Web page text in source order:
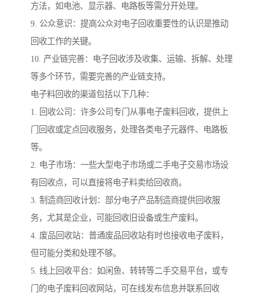
方法，如电池、显示器、电路板等需分开处理。
9. 公众意识：提高公众对电子回收重要性的认识是推动
回收工作的关键。
10. 产业链完善：电子回收涉及收集、运输、拆解、处理
等多个环节，需要完善的产业链支持。
电子料回收的渠道包括以下几种：
1. 回收公司：许多公司专门从事电子废料回收，提供上
门回收或定点回收服务，处理各类电子元器件、电路板
等。
2. 电子市场：一些大型电子市场或二手电子交易市场设
有回收点，可以直接将电子料卖给回收商。
3. 制造商回收计划：部分电子产品制造商提供回收服
务，尤其是企业，可能回收旧设备或生产废料。
4. 废品回收站：普通废品回收站有时也接收电子废料，
但可能分类和处理不够。
5. 线上回收平台：如闲鱼、转转等二手交易平台，或专
门的电子废料回收网站，可在线发布信息并联系回收